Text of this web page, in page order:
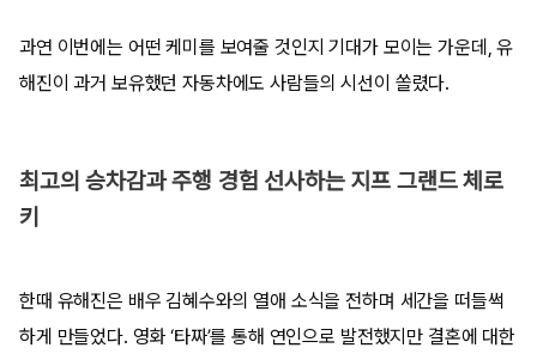
과연 이번에는 어떤 케미를 보여줄 것인지 기대가 모이는 가운데, 유
해진이 과거 보유했던 자동차에도 사람들의 시선이 쏠렸다.
최고의 승차감과 주행 경험 선사하는 지프 그랜드 체로
키
한때 유해진은 배우 김혜수와의 열애 소식을 전하며 세간을 떠들썩
하게 만들었다. 영화 ‘타짜’를 통해 연인으로 발전했지만 결혼에 대한